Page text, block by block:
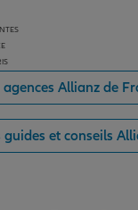
agences Allianz de
guides et conseils